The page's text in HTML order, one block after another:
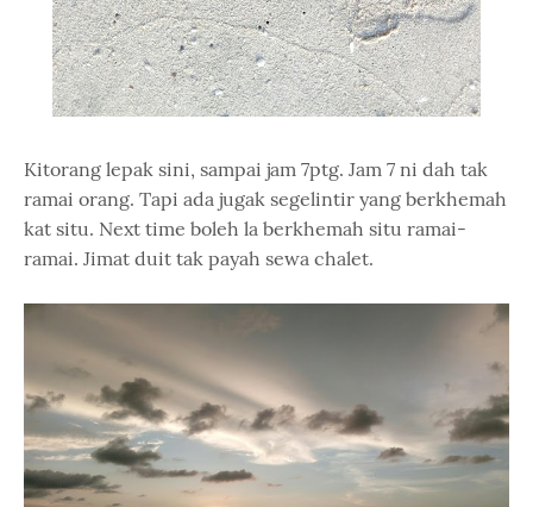
Kitorang lepak sini, sampai jam 7ptg. Jam 7 ni dah tak
ramai orang. Tapi ada jugak segelintir yang berkhemah
kat situ. Next time boleh la berkhemah situ ramai-
ramai. Jimat duit tak payah sewa chalet.